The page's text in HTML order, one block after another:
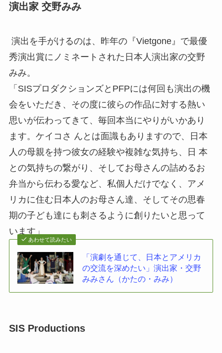
演出家 交野みみ
演出を手がけるのは、昨年の『Vietgone』で最優
秀演出賞にノミネートされた日本人演出家の交野
みみ。
「SISプロダクションズとPFPには何回も演出の機
会をいただき、その度に彼らの作品に対する熱い
思いが伝わってきて、毎回本当にやりがいかあり
ます。ケイコさ んとは面識もありますので、日本
人の母親を持つ彼女の経験や複雑な気持ち、日 本
との気持ちの繋がり、そしてお母さんの詰めるお
弁当から伝わる愛など、私個人だけでなく、アメ
リカに住む日本人のお母さん達、そしてその思春
期の子ども達にも刺さるように創りたいと思って
います」
あわせて読みたい
「演劇を通じて、日本とアメリカ
の交流を深めたい」演出家・交野
みみさん（かたの・みみ）
SIS Productions